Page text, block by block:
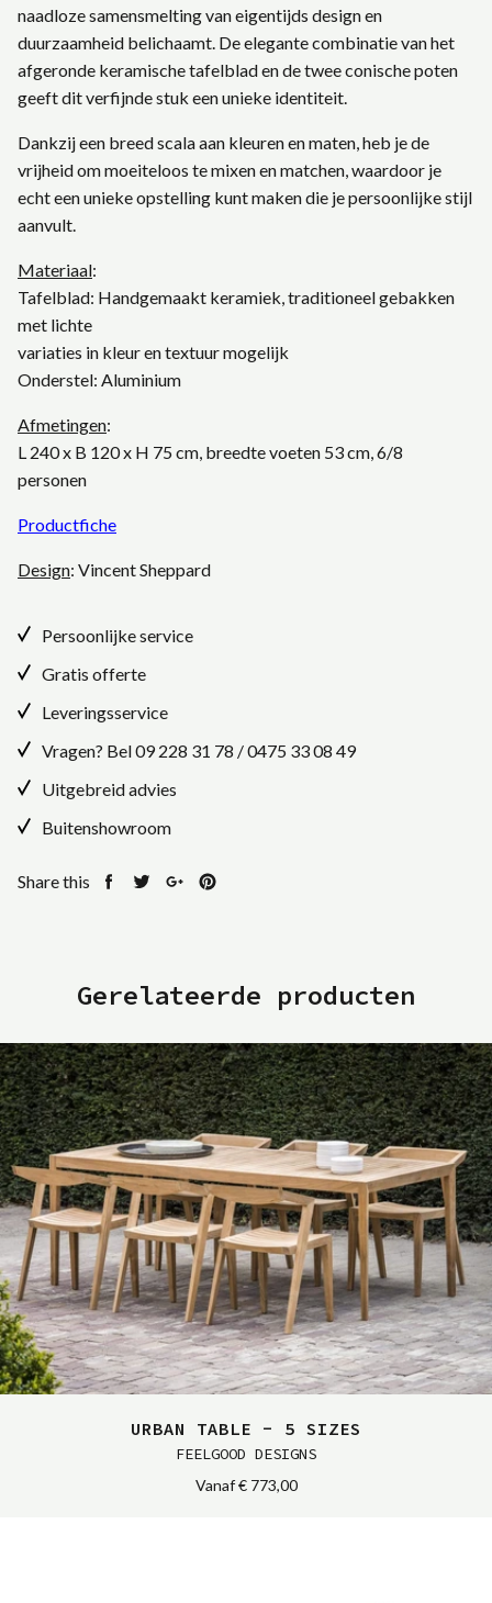
naadloze samensmelting van eigentijds design en
duurzaamheid belichaamt. De elegante combinatie van het
afgeronde keramische tafelblad en de twee conische poten
geeft dit verfijnde stuk een unieke identiteit.
Dankzij een breed scala aan kleuren en maten, heb je de
vrijheid om moeiteloos te mixen en matchen, waardoor je
echt een unieke opstelling kunt maken die je persoonlijke stijl
aanvult.
Materiaal:
Tafelblad: Handgemaakt keramiek, traditioneel gebakken
met lichte
variaties in kleur en textuur mogelijk
Onderstel: Aluminium
Afmetingen:
L 240 x B 120 x H 75 cm, breedte voeten 53 cm, 6/8
personen
Productfiche
Design: Vincent Sheppard
Persoonlijke service
Gratis offerte
Leveringsservice
Vragen? Bel09 228 31 78 /0475 33 08 49
Uitgebreid advies
Buitenshowroom
Share this
Gerelateerde producten
URBAN TABLE - 5 SIZES
FEELGOOD DESIGNS
Vanaf€ 773,00